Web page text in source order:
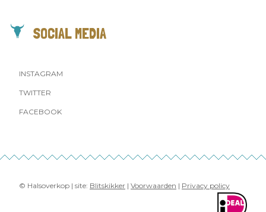
SOCIAL MEDIA
INSTAGRAM
TWITTER
FACEBOOK
© Halsoverkop | site: Blitskikker | Voorwaarden | Privacy policy